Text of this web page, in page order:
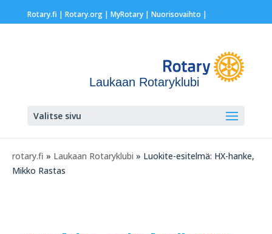
Rotary.fi | Rotary.org| MyRotary | Nuorisovaihto |
Laukaan Rotaryklubi
Valitse sivu
rotary.fi » Laukaan Rotaryklubi » Luokite-esitelmä: HX-hanke,
Mikko Rastas